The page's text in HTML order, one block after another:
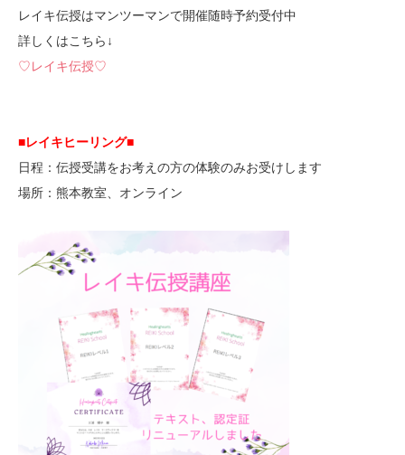
レイキ伝授はマンツーマンで開催随時予約受付中
詳しくはこちら↓
♡レイキ伝授♡
■レイキヒーリング■
日程：伝授受講をお考えの方の体験のみお受けします
場所：熊本教室、オンライン